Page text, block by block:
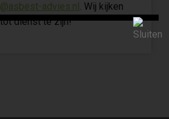
advies.nl. Wij kijken
dienst te zijn!